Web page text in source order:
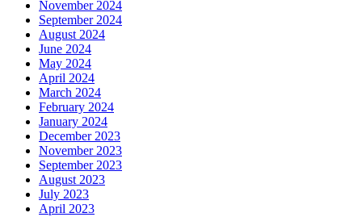
November 2024
September 2024
August 2024
June 2024
May 2024
April 2024
March 2024
February 2024
January 2024
December 2023
November 2023
September 2023
August 2023
July 2023
April 2023